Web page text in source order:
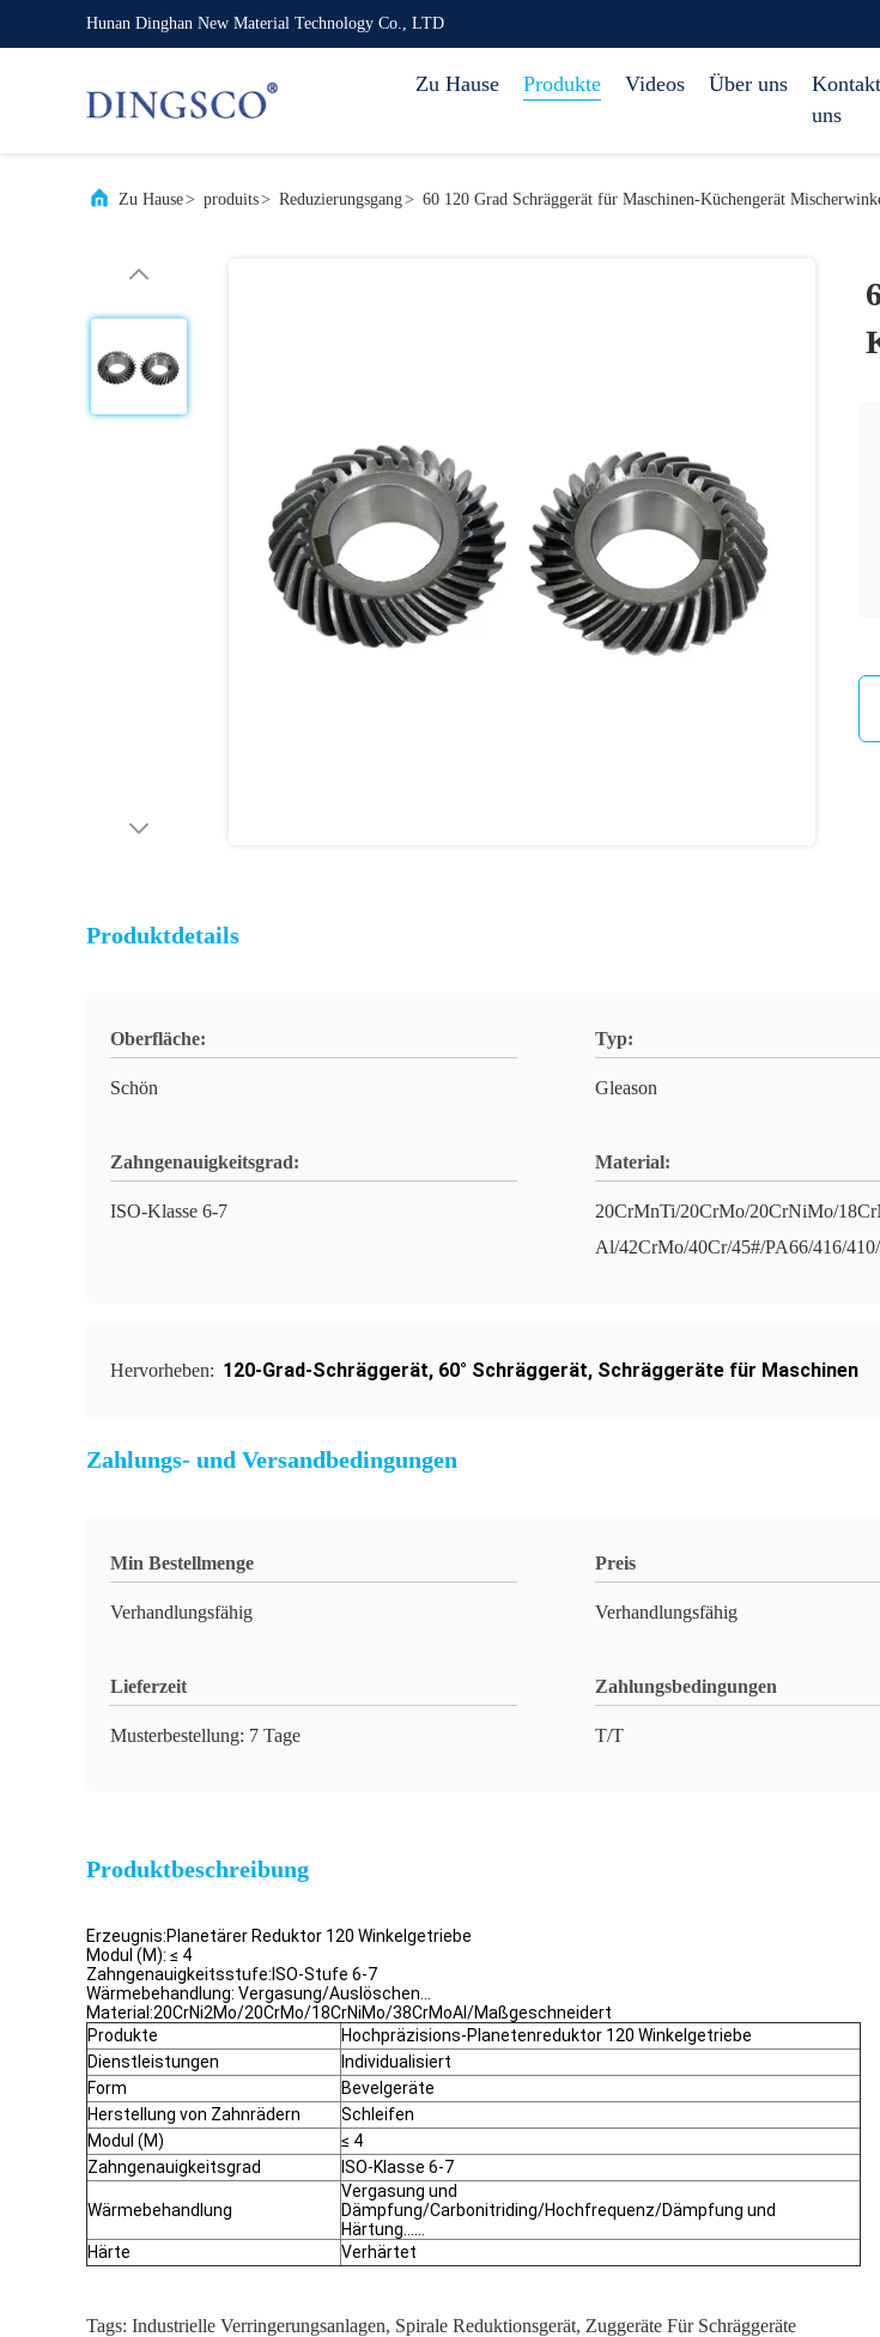
Hunan Dinghan New Material Technology Co., LTD
Zu Hause Produkte Videos Über uns
uns
Zu Hause> produits> Reduzierungsgang> 60 120 Grad Schräggerät für Maschinen-Küchengerät
Produktdetails
Oberfläche:
Schön
Typ:
Gleason
Zahngenauigkeitsgrad:
ISO-Klasse 6-7
Material:
20CrMnTi/20CrMo/20CrNiMo/
Al/42CrMo/40Cr/45#/PA66/416/
Hervorheben: 120-Grad-Schräggerät, 60° Schräggerät, Schräggeräte für Maschinen
Zahlungs- und Versandbedingungen
Min Bestellmenge
Verhandlungsfähig
Preis
Verhandlungsfähig
Lieferzeit
Musterbestellung: 7 Tage
Zahlungsbedingungen
T/T
Produktbeschreibung
Erzeugnis:Planetärer Reduktor 120 Winkelgetriebe
Modul (M): ≤ 4
Zahngenauigkeitsstufe:ISO-Stufe 6-7
Wärmebehandlung: Vergasung/Auslöschen...
Material:20CrNi2Mo/20CrMo/18CrNiMo/38CrMoAl/Maßgeschneidert
Produkte
Hochpräzisions-Planetenreduktor 120 Winkelgetriebe
Dienstleistungen
Individualisiert
Form
Bevelgeräte
Herstellung von Zahnrädern
Schleifen
Modul (M)
≤ 4
Zahngenauigkeitsgrad
ISO-Klasse 6-7
Wärmebehandlung
Vergasung und
Dämpfung/Carbonitriding/Hochfrequenz/Dämpfung und
Härtung......
Härte
Verhärtet
Tags: Industrielle Verringerungsanlagen, Spirale Reduktionsgerät, Zuggeräte Für Schräggeräte